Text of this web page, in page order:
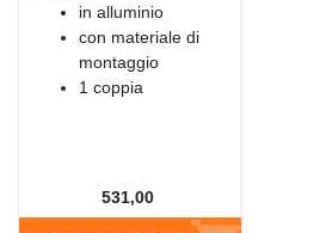
in alluminio
con materiale di
montaggio
1 coppia
531,00